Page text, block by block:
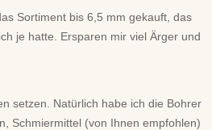
Sortiment bis 6,5 mm gekauft, das
je hatte. Ersparen mir viel Ärger und
setzen. Natürlich habe ich die Bohrer
Schmiermittel (von Ihnen empfohlen)